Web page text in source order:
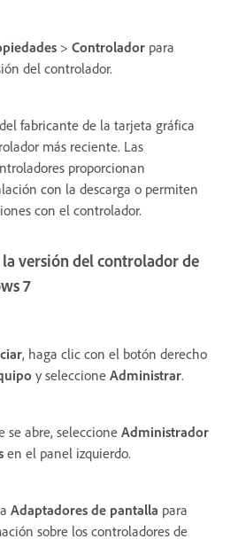
> Controlador para
del controlador.
fabricante de la tarjeta gráfica
más reciente. Las
proporcionan
con la descarga o permiten
con el controlador.
versión del controlador de
7
, haga clic con el botón derecho
y seleccione Administrar.
se abre, seleccione Administrador
en el panel izquierdo.
Adaptadores de pantalla para
sobre los controladores de